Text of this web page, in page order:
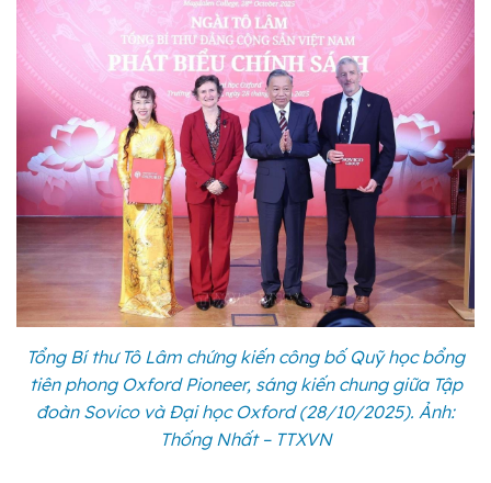
Tổng Bí thư Tô Lâm chứng kiến công bố Quỹ học bổng
tiên phong Oxford Pioneer, sáng kiến chung giữa Tập
đoàn Sovico và Đại học Oxford (28/10/2025). Ảnh:
Thống Nhất – TTXVN